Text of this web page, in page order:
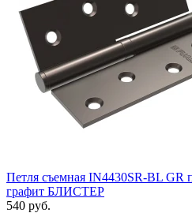
Петля съемная IN4430SR-BL GR
графит БЛИСТЕР
540 руб.